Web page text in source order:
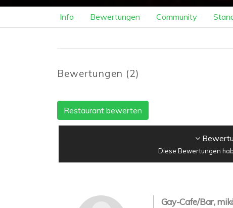
Info Bewertungen Community
Bewertungen (2)
Restaurant bewerten
Diese Bewertungen
Gay-Cafe/Bar,